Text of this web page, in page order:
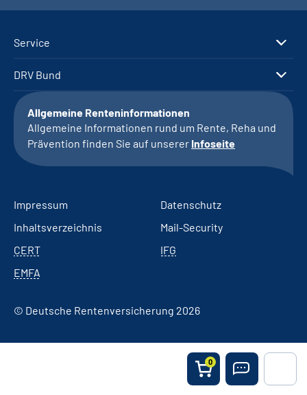
0
Service
DRV Bund
Allgemeine Renteninformationen
Allgemeine Informationen rund um Rente, Reha und
Prävention finden Sie auf unserer Infoseite
Impressum
Datenschutz
Inhaltsverzeichnis
Mail-Security
CERT
IFG
EMFA
© Deutsche Rentenversicherung 2026